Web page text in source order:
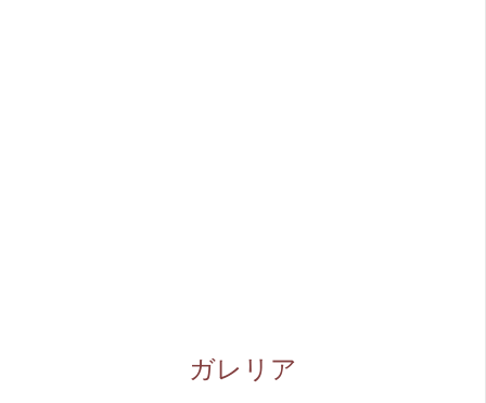
ガレリア